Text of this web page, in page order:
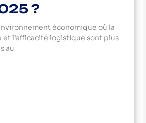
?
économique où la
l’efficacité logistique sont plus
au